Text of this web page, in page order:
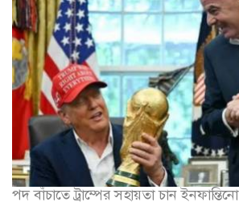
পদ বাঁচাতে ট্রাম্পের সহায়তা চান ইনফান্তিনো